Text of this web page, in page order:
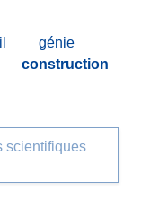
génie
construction
scientifiques